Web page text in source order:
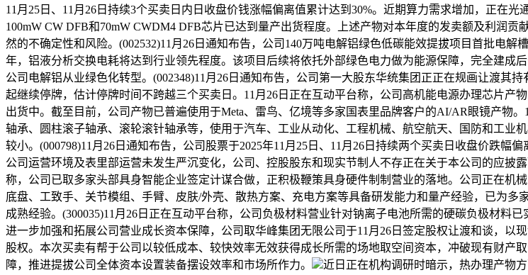
11月25日、11月26日持续3个买卖日内日收盘价钱涨幅偏离值累计达到30%。近期算力需求增加，正在
100mW CW DFB和70mW CWDM4 DFB芯片已达到量产出货程度。上述产物对本年度的发卖额及利润
然的不确定性和风险。(002532)11月26日通知布告，公司140万吨电解铝绿色低碳能效提拔项目首批电
年，铝液分析交换电耗将达到行业领先程度。该项目后续将依托外部绿色电力做为能源保障，完全建
公司电解铝从业绿色化转型。(002348)11月26日通知布告，公司第一大股东华统集团正正在规画让渡其
起继续停牌，估计停牌时间不跨越三个买卖日。11月26日正在互动平台称，公司高机能电源办理芯片产
出货中。截至目前，公司产物已普遍使用于Meta、雷鸟、亿境等多家国表里品牌客户的AI/AR眼镜产物
轴承、圆柱滚子轴承、滚轮滚针轴承等，使用于汽车、工业从动化、工程机械、航空航天、国防和工
较小。(000798)11月26日通知布告，公司股票于2025年11月25日、11月26日持续两个买卖日收盘价跌
公司运营环境及表里部运营未发生严沉变化，公司、控股股东和现实节制人不存正在关于本公司的应披
称，公司已取多家头部具身智能企业签定计谋合做，正积极鞭策具身硬件制制营业的落地。公司正在
底盘、工致手、关节模组、手臂、皮肤/外壳、散热方案、充电方案等具备研发能力和量产经验，已为
成熟经验。(300035)11月26日正在互动平台称，公司负极材料营业针对钠离子电池所需的硬碳负极材料
进一步加强和拓展公司营业成长资本保障，公司取华峰集团无限公司于11月26日签定股权让渡和谈，以
股权。本次买卖有帮于公司以较低成本、较快效率无效获得成长所需的场地取空间资本，冲破现有财
障，推进提拔公司全体资本设置装备摆设效率和市场所作力。
近日正在机构调研时暗示，热办理产物